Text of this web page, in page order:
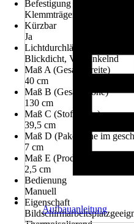
Befestigung
Klemmträger, Ohne Bohren
Kürzbar
Ja
Lichtdurchlässigkeit
Blickdicht, Verdunkelnd
Maß A (Gesamtbreite)
40 cm
Maß B (Gesamthöhe)
130 cm
Maß C (Stoffbreite)
39,5 cm
Maß D (Pakethöhe im
7 cm
Maß E (Produkttiefe)
2,5 cm
Bedienung
Manuell
Eigenschaft
Aufbauanleitung